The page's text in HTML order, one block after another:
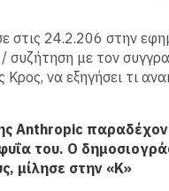
πρέπει να σφίξουν
είναι όμως
στην ιστορική
στο τέλος του έτους.
30 γλωσσικές
στις 24.2.206 στην
συζήτηση με τον
Κρος, να εξηγήσει τι
Anthropic
του. Ο
μίλησε στην «Κ»